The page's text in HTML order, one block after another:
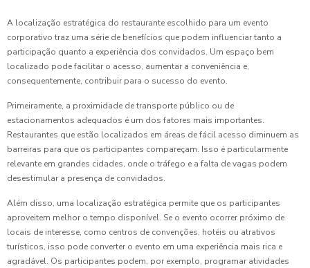
A localização estratégica do restaurante escolhido para um evento
corporativo traz uma série de benefícios que podem influenciar tanto a
participação quanto a experiência dos convidados. Um espaço bem
localizado pode facilitar o acesso, aumentar a conveniência e,
consequentemente, contribuir para o sucesso do evento.
Primeiramente, a proximidade de transporte público ou de
estacionamentos adequados é um dos fatores mais importantes.
Restaurantes que estão localizados em áreas de fácil acesso diminuem as
barreiras para que os participantes compareçam. Isso é particularmente
relevante em grandes cidades, onde o tráfego e a falta de vagas podem
desestimular a presença de convidados.
Além disso, uma localização estratégica permite que os participantes
aproveitem melhor o tempo disponível. Se o evento ocorrer próximo de
locais de interesse, como centros de convenções, hotéis ou atrativos
turísticos, isso pode converter o evento em uma experiência mais rica e
agradável. Os participantes podem, por exemplo, programar atividades